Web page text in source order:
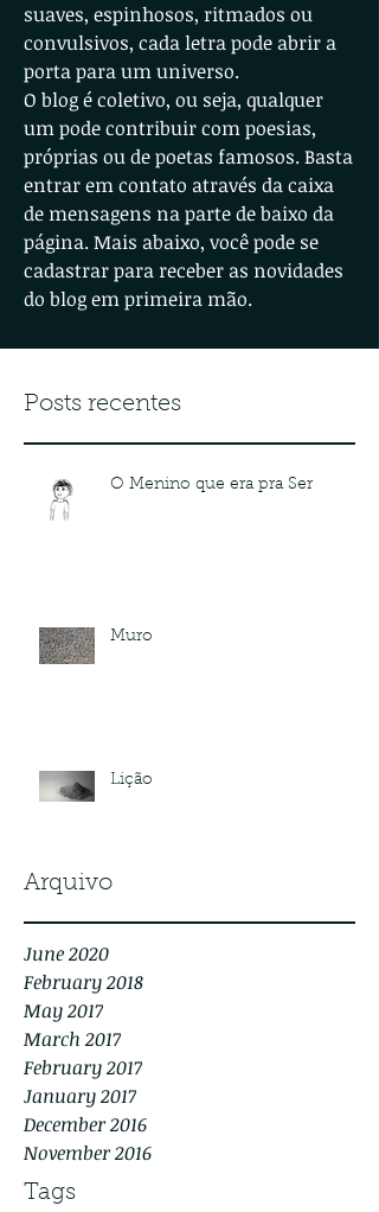
suaves, espinhosos, ritmados ou
convulsivos, cada letra pode abrir a
porta para um universo.
O blog é coletivo, ou seja, qualquer
um pode contribuir com poesias,
próprias ou de poetas famosos. Basta
entrar em contato através da caixa
de mensagens na parte de baixo da
página. Mais abaixo, você pode se
cadastrar para receber as novidades
do blog em primeira mão.
Arquivo
Tags
Posts recentes
O Menino que era pra Ser
Muro
Lição
June 2020
February 2018
May 2017
March 2017
February 2017
January 2017
December 2016
November 2016